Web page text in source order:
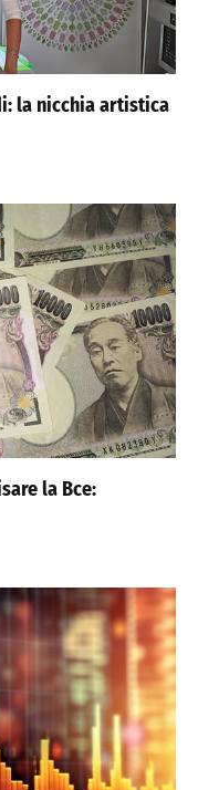
la nicchia artistica
la Bce: